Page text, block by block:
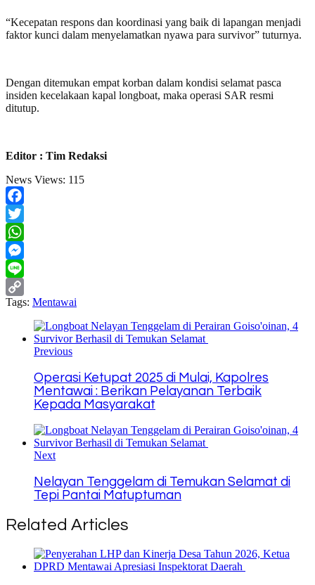
“Kecepatan respons dan koordinasi yang baik di lapangan menjadi
faktor kunci dalam menyelamatkan nyawa para survivor” tuturnya.
Dengan ditemukan empat korban dalam kondisi selamat pasca
insiden kecelakaan kapal longboat, maka operasi SAR resmi
ditutup.
Editor : Tim Redaksi
News Views: 115
Facebook
Twitter
WhatsApp
Messenger
Line
Copy
Tags: Mentawai
Previous
Operasi Ketupat 2025 di Mulai, Kapolres
Mentawai : Berikan Pelayanan Terbaik
Kepada Masyarakat
Next
Nelayan Tenggelam di Temukan Selamat di
Tepi Pantai Matuptuman
Related Articles